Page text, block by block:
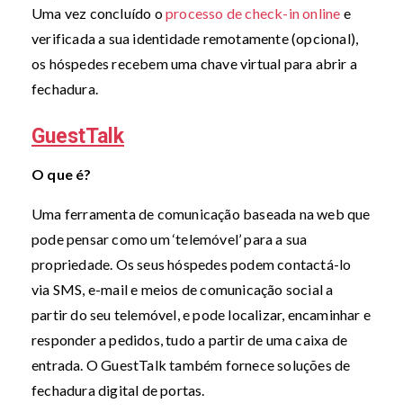
Uma vez concluído oprocesso de check-in online e
verificada a sua identidade remotamente (opcional),
os hóspedes recebem uma chave virtual para abrir a
fechadura.
GuestTalk
O que é?
Uma ferramenta de comunicação baseada na web que
pode pensar como um ‘telemóvel’ para a sua
propriedade. Os seus hóspedes podem contactá-lo
via SMS, e-mail e meios de comunicação social a
partir do seu telemóvel, e pode localizar, encaminhar e
responder a pedidos, tudo a partir de uma caixa de
entrada. O GuestTalk também fornece soluções de
fechadura digital de portas.